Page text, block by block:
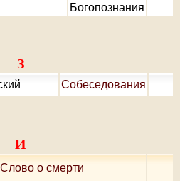
Богопознания
З
Собеседования
И
Слово о смерти